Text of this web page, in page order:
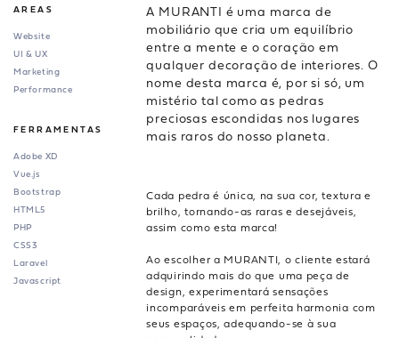
AREAS
Website
UI & UX
Marketing
Performance
FERRAMENTAS
Adobe XD
Vue.js
Bootstrap
HTML5
PHP
CSS3
Laravel
Javascript
A MURANTI é uma marca de
mobiliário que cria um equilíbrio
entre a mente e o coração em
qualquer decoração de interiores. O
nome desta marca é, por si só, um
mistério tal como as pedras
preciosas escondidas nos lugares
mais raros do nosso planeta.
Cada pedra é única, na sua cor, textura e
brilho, tornando-as raras e desejáveis,
assim como esta marca!
Ao escolher a MURANTI, o cliente estará
adquirindo mais do que uma peça de
design, experimentará sensações
incomparáveis em perfeita harmonia com
seus espaços, adequando-se à sua